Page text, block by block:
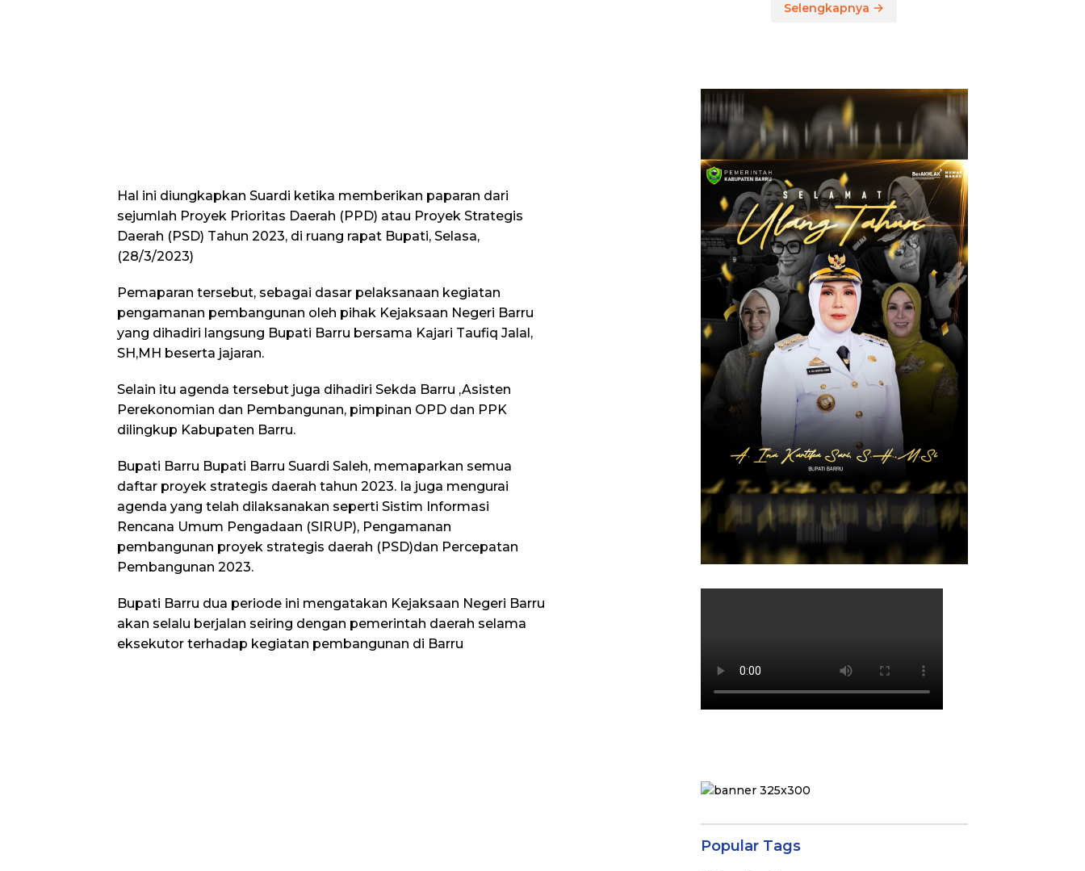
Hal ini diungkapkan Suardi ketika memberikan paparan dari
sejumlah Proyek Prioritas Daerah (PPD) atau Proyek Strategis
Daerah (PSD) Tahun 2023, di ruang rapat Bupati, Selasa,
(28/3/2023)
Pemaparan tersebut, sebagai dasar pelaksanaan kegiatan
pengamanan pembangunan oleh pihak Kejaksaan Negeri Barru
yang dihadiri langsung Bupati Barru bersama Kajari Taufiq Jalal,
SH,MH beserta jajaran.
Selain itu agenda tersebut juga dihadiri Sekda Barru ,Asisten
Perekonomian dan Pembangunan, pimpinan OPD dan PPK
dilingkup Kabupaten Barru.
Bupati Barru Bupati Barru Suardi Saleh, memaparkan semua
daftar proyek strategis daerah tahun 2023. Ia juga mengurai
agenda yang telah dilaksanakan seperti Sistim Informasi
Rencana Umum Pengadaan (SIRUP), Pengamanan
pembangunan proyek strategis daerah (PSD)dan Percepatan
Pembangunan 2023.
Bupati Barru dua periode ini mengatakan Kejaksaan Negeri Barru
akan selalu berjalan seiring dengan pemerintah daerah selama
eksekutor terhadap kegiatan pembangunan di Barru
Selengkapnya
Popular Tags